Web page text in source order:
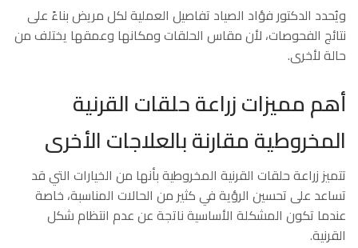
ويُحدد الدكتور فؤاد الصياد تفاصيل العملية لكل مريض بناءً على
نتائج الفحوصات، لأن مقاس الحلقات ومكانها وعمقها يختلف من
حالة لأخرى.
أهم مميزات زراعة حلقات القرنية
المخروطية مقارنة بالعلاجات الأخرى
تتميز زراعة حلقات القرنية المخروطية بأنها من الخيارات التي قد
تساعد على تحسين الرؤية في كثير من الحالات المناسبة، خاصة
عندما تكون المشكلة الأساسية ناتجة عن عدم انتظام شكل
القرنية.